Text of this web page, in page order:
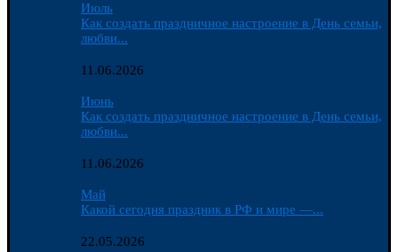
Июль
Как создать праздничное настроение в День семьи,
любви...
11.06.2026
Июнь
Как создать праздничное настроение в День семьи,
любви...
11.06.2026
Май
Какой сегодня праздник в РФ и мире —...
22.05.2026